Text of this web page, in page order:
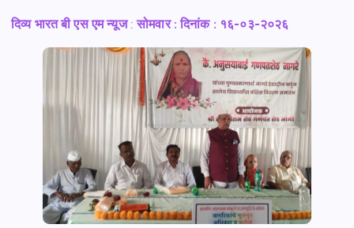
दिव्य भारत बी एस एम न्यूज :सोमवार : दिनांक : १६-०३-२०२६